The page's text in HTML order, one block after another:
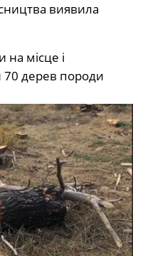
виявила
на місце і
70 дерев породи